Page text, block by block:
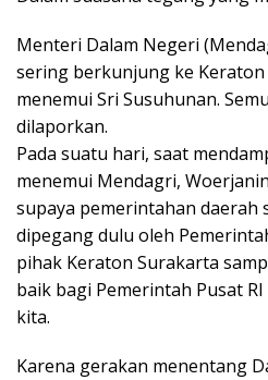
Menteri Dalam Negeri
sering berkunjung ke
menemui Sri Susuhunan.
dilaporkan.
Pada suatu hari, saat
menemui Mendagri,
supaya pemerintahan daerah
dipegang dulu oleh
pihak Keraton Surakarta
baik bagi Pemerintah Pusat
kita.
Karena gerakan menentang